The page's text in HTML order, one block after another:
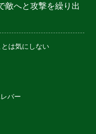
敵へと攻撃を繰り出
は気にしない
バー